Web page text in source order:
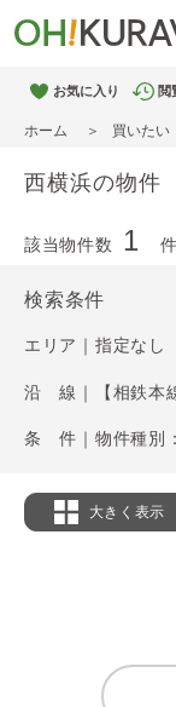
お気に入り 閲
ホーム 買いたい
西横浜の物件
該当物件数 1 件
検索条件
エリア｜指定なし
沿 線｜【相鉄本
大きく表示